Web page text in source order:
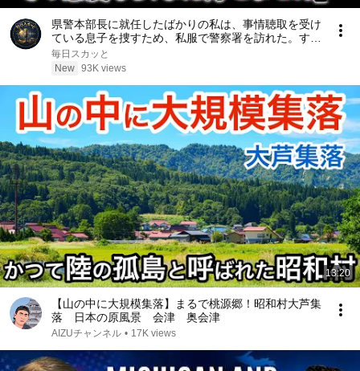
県警本部長に就任したばかりの私は、事情聴取を受け
ている息子を捜すため、私服で警察署を訪れた。する
と当直の警察官は「息子さんは親の肩書まで騙ってい
ます。その態度なら、まだ帰せません」と怒鳴った
毎日スカッと
New 93K views
13:20
【山の中に大規模集落】まるで桃源郷！昭和村大芦集
落 日本の原風景 会津 奥会津
AIZUチャンネル • 17K views